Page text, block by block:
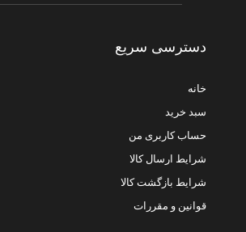
دسترسی سریع
خانه
سبد خرید
حساب کاربری من
شرایط ارسال کالا
شرایط بازگشت کالا
قوانین و مقررات